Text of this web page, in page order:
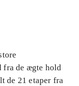
fra de ægte hold
de 21 etaper fra